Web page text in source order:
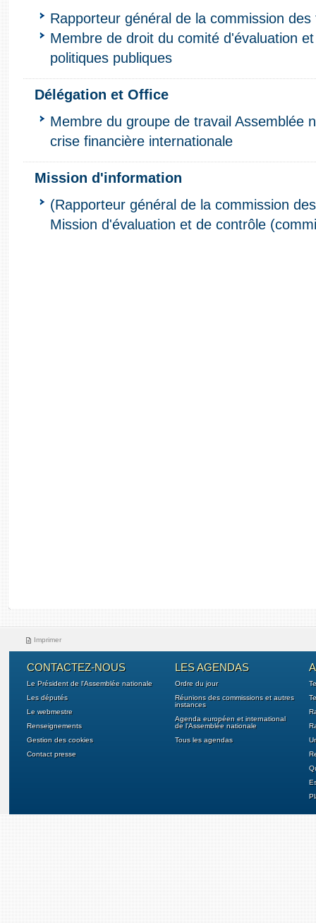
Rapporteur général de la commission des
Membre de droit du comité d'évaluation
politiques publiques
Délégation et Office
Membre du groupe de travail Assemblée
crise financière internationale
Mission d'information
(Rapporteur général de la commission
Mission d'évaluation et de contrôle
Imprimer
CONTACTEZ-NOUS
Le Président de l'Assemblée nationale
Les députés
Le webmestre
Renseignements
Gestion des cookies
Contact presse
LES AGENDAS
Ordre du jour
Réunions des commissions et autres
instances
Agenda européen et international
de l'Assemblée nationale
Tous les agendas